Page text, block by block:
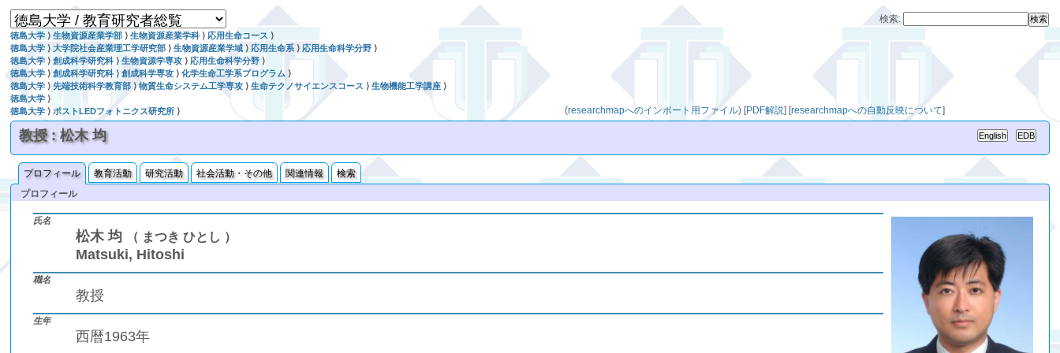
検索:
徳島大学 ⟩生物資源産業学部 ⟩生物資源産業学科 ⟩ 応用生命コース ⟩
徳島大学 ⟩大学院社会産業理工学研究部 ⟩生物資源産業学域 ⟩ 応用生命系 ⟩ 応用生命科学分野 ⟩
徳島大学⟩創成科学研究科 ⟩生物資源学専攻 ⟩ 応用生命科学分野 ⟩
徳島大学 ⟩創成科学研究科 ⟩創成科学専攻 ⟩化学生命工学系プログラム ⟩
徳島大学 ⟩先端技術科学教育部 ⟩物質生命システム工学専攻 ⟩生命テクノサイエンスコース ⟩生物機能工学講座 ⟩
徳島大学 ⟩
徳島大学 ⟩ ポストLEDフォトニクス研究所 ⟩ (researchmapへのインポート用ファイル) [PDF解説] [researchmapへの自動反映について]
教授 : 松木 均
プロフィール 教育活動 研究活動 社会活動・その他 関連情報
検索
プロフィール
氏名
松木 均 （ まつき ひとし ）
Matsuki, Hitoshi
職名
教授
生年
西暦1963年